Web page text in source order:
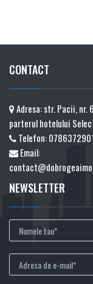
CONTACT
Adresa: str. Pacii, nr.
parterul hotelului
Telefon:
Email:
NEWSLETTER